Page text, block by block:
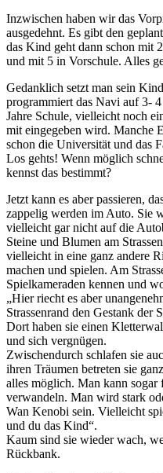
Inzwischen haben wir das
ausgedehnt. Es gibt den
das Kind geht dann schon mit
und mit 5 in Vorschule. Alles
Gedanklich setzt man sein
programmiert das Navi auf 3-
Jahre Schule, vielleicht noch
mit eingegeben wird. Manche
schon die Universität und das
Los gehts! Wenn möglich
kennst das bestimmt?
Jetzt kann es aber passieren,
zappelig werden im Auto. Sie
vielleicht gar nicht auf die
Steine und Blumen am
vielleicht in eine ganz andere
machen und spielen. Am
Spielkameraden kennen und
„Hier riecht es aber
Strassenrand den Gestank der
Dort haben sie einen
und sich vergnügen.
Zwischendurch schlafen sie
ihren Träumen betreten sie
alles möglich. Man kann sogar
verwandeln. Man wird stark
Wan Kenobi sein. Vielleicht
und du das Kind“.
Kaum sind sie wieder wach,
Rückbank.